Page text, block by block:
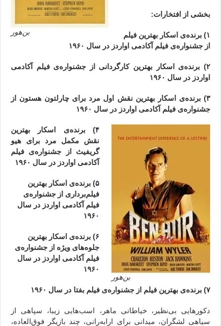
بن‌هور
بخشی از افتخارات:
۱) برنده‌ی اسکار بهترین فیلم
از جشنواره‌ی فیلم آکادمی اواردز در سال ۱۹۶۰
۲) برنده‌ی اسکار بهترین کارگردانی از جشنواره‌ی فیلم آکادمی
اواردز در سال ۱۹۶۰
۳) برنده‌ی اسکار بهترین نقش اول مرد برای چارلتون هستون از
جشنواره‌ی فیلم آکادمی اواردز در سال ۱۹۶۰
بن‌هور
۴) برنده‌ی اسکار بهترین
نقش مکمل مرد برای هیو
گریفیث
از جشنواره‌ی فیلم
آکادمی اواردز در سال ۱۹۶۰
۵) برنده‌ی اسکار بهترین
فیلم‌برداری از جشنواره‌ی
فیلم آکادمی اواردز در سال
۱۹۶۰
۶) برنده‌ی اسکار بهترین
جلوه‌های ویژه از جشنواره‌ی
فیلم آکادمی اواردز در سال
۱۹۶۰
۷) برنده‌ی بهترین فیلم از جشنواره‌ی فیلم بفتا در سال ۱۹۶۰
دکورهایی بی‌نظیر، خیاطانی ماهر، اسب‌هایی زیبا، سپاهی از
سیاهی لشگران، میدانی برای ارابه‌رانی، چند بازیگر فوق‌العاده،